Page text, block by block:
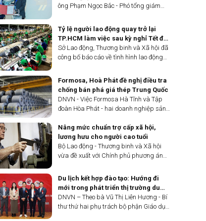
ông Phạm Ngọc Bắc - Phó tổng giám
chính thức được bổ nhiệm vị trí Quyền
Tổng giám đốc.
Tỷ lệ người lao động quay trở lại
TP.HCM làm việc sau kỳ nghỉ Tết đạt
97%
Sở Lao động, Thương binh và Xã hội đã
công bố báo cáo về tình hình lao động
đán 2024 trong ngày 19/2. Theo đó,
thông qua khảo sát từ các doanh
nghiệp, đơn vị liên quan...
Formosa, Hoà Phát đề nghị điều tra
chống bán phá giá thép Trung Quốc
DNVN - Việc Formosa Hà Tĩnh và Tập
đoàn Hòa Phát - hai doanh nghiệp sản
hồ sơ đến Bộ Công Thương đề nghị điều
tra chống bán phá giá đối với sản
phẩm thép cán nóng (HRC) có nguồn
gốc từ Trung Quốc đã gây ra nhiều ý
7 doanh nghiệp gửi văn bản “phản
biện”.
Nâng mức chuẩn trợ cấp xã hội,
lương hưu cho người cao tuổi
Bộ Lao động - Thương binh và Xã hội
vừa đề xuất với Chính phủ phương án
người cao tuổi trong năm 2024.
Du lịch kết hợp đào tạo: Hướng đi
mới trong phát triển thị trường du
lịch Việt Nam - Nhật Bản
DNVN – Theo bà Vũ Thị Liên Hương - Bí
thư thứ hai phụ trách bộ phận Giáo dục,